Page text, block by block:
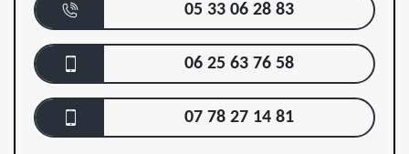
05 33 06 28 83
06 25 63 76 58
07 78 27 14 81